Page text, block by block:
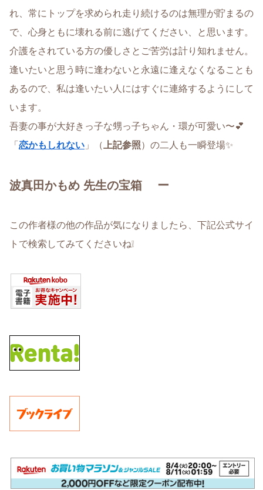
れ、常にトップを求められ走り続けるのは無理が貯まるの
で、心身ともに壊れる前に逃げてください、と思います。
介護をされている方の優しさとご苦労は計り知れません。
逢いたいと思う時に逢わないと永遠に逢えなくなることも
あるので、私は逢いたい人にはすぐに連絡するようにして
います。
吾妻の事が大好きっ子な甥っ子ちゃん・環が可愛い〜💕
「 恋かもしれない 」（ 上記参照）の二人も一瞬登場✨
波真田かもめ 先生の宝箱 ー
この作者様の他の作品が気になりましたら、下記公式サイ
トで検索してみてくださいね❕